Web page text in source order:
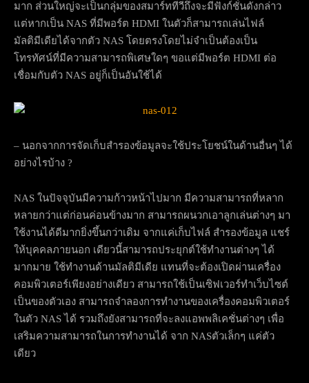
มาก ส่วนใหญ่จะเป็นกลุ่มของสมาร์ททีวีถึงจะมีฟังก์ชั่นดังกล่าว
แต่หากเป็น NAS ที่มีพอร์ต HDMI ในตัวก็สามารถเล่นไฟล์
มัลติมีเดียได้จากตัว NAS โดยตรงโดยไม่จำเป็นต้องเป็น
โทรทัศน์ที่มีความสามารถพิเศษใดๆ ขอแต่มีพอร์ต HDMI ต่อ
เชื่อมกับตัว NAS อยู่ก็เป็นอันใช้ได้
– นอกจากการจัดเก็บสำรองข้อมูลจะใช้ประโยชน์ในด้านอื่นๆ ได้
อย่างไรบ้าง ?
NAS ในปัจจุบันมีความก้าวหน้าไปมาก มีความสามารถที่หลาก
หลายกว่าแต่ก่อนค่อนข้างมาก สามารถผนวกเอาลูกเล่นต่างๆ มา
ใช้งานได้ดีมากยิ่งขึ้นกว่าเดิม จากแค่เก็บไฟล์ สำรองข้อมูล แชร์
ให้บุคคลภายนอก เดียวนี้สามารถประยุกต์ใช้ทำงานต่างๆ ได้
มากมาย ใช้ทำงานด้านมัลติมีเดีย แทนที่จะต้องเปิดผ่านเครื่อง
คอมพิวเตอร์เพียงอย่างเดียว สามารถใช้เป็นเซิฟเวอร์ทำเว็บไซต์
เป็นของตัวเอง สามารถจำลองการทำงานของเครื่องคอมพิวเตอร์
ในตัว NAS ได้ รวมถึงยังสามารถที่จะลงแอพพลิเคชั่นต่างๆ เพื่อ
เสริมความสามารถในการทำงานได้ จาก NASตัวเล็กๆ แค่ตัว
เดียว